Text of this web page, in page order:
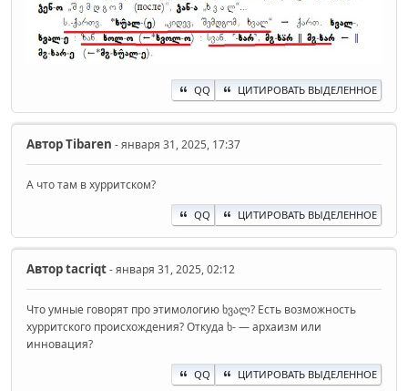
QQ ЦИТИРОВАТЬ ВЫДЕЛЕННОЕ
АвторTibaren - января 31, 2025, 17:37
А что там в хурритском?
QQ ЦИТИРОВАТЬ ВЫДЕЛЕННОЕ
Автор‌tacriqt- января 31, 2025, 02:12
Что умные говорят про этимологию ხვალ? Есть возможность
хурритского происхождения? Откуда ხ- — архаизм или
инновация?
QQ ЦИТИРОВАТЬ ВЫДЕЛЕННОЕ